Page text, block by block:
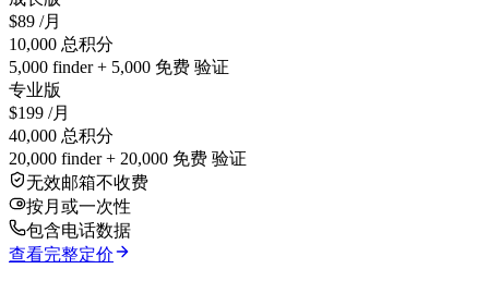
$89 /月
10,000 总积分
5,000 finder + 5,000 免费 验证
专业版
$199 /月
40,000 总积分
20,000 finder + 20,000 免费 验证
无效邮箱不收费
按月或一次性
包含电话数据
查看完整定价